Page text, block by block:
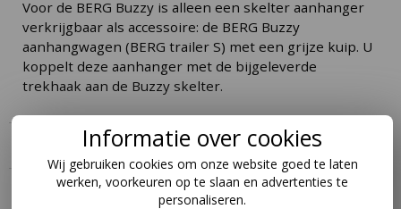
Voor de BERG Buzzy is alleen een skelter aanhanger
verkrijgbaar als accessoire: de BERG Buzzy
aanhangwagen (BERG trailer S) met een grijze kuip. U
koppelt deze aanhanger met de bijgeleverde
trekhaak aan de Buzzy skelter.
Specificaties
Handleiding
Informatie over cookies
Wij gebruiken cookies om onze website goed te laten
werken, voorkeuren op te slaan en advertenties te
personaliseren.